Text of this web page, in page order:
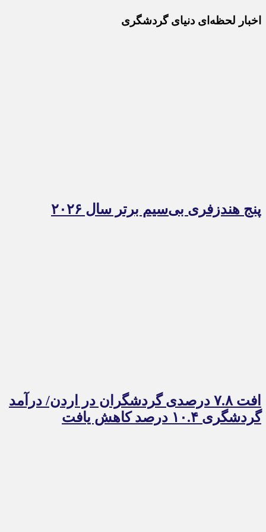
اخبار لحظه‌ای دنیای گردشگری
پنج هندزفری بی‌سیم برتر سال ۲۰۲۶
افت ۷.۸ درصدی گردشگران در اردن/ درآمد
گردشگری ۱۰.۴ درصد کاهش یافت